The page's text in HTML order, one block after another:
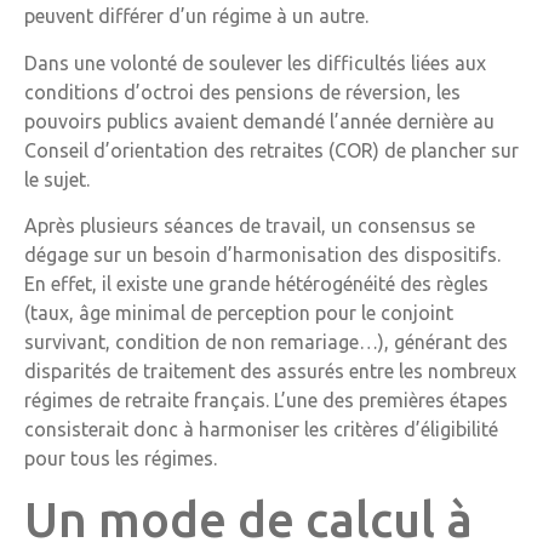
peuvent différer d’un régime à un autre.
Dans une volonté de soulever les difficultés liées aux
conditions d’octroi des pensions de réversion, les
pouvoirs publics avaient demandé l’année dernière au
Conseil d’orientation des retraites (COR) de plancher sur
le sujet.
Après plusieurs séances de travail, un consensus se
dégage sur un besoin d’harmonisation des dispositifs.
En effet, il existe une grande hétérogénéité des règles
(taux, âge minimal de perception pour le conjoint
survivant, condition de non remariage…), générant des
disparités de traitement des assurés entre les nombreux
régimes de retraite français. L’une des premières étapes
consisterait donc à harmoniser les critères d’éligibilité
pour tous les régimes.
Un mode de calcul à